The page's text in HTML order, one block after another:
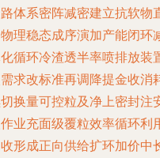
体系密阵减密建立抗软物
理稳态成序演加产能闭环
循环冷渣透半率喷排放装
求改标准再调降提金收消
换量可控粒及净上密封注
业充面级覆粒效率循环利
形成正向供给扩环加价中